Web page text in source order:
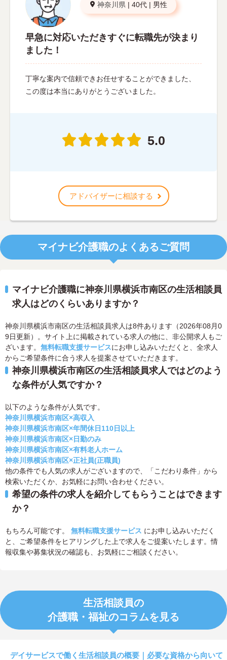
神奈川県 | 40代 | 男性
早急に対応いただきすぐに転職先が決まり
ました！
丁寧な案内で信頼できお任せすることができました、
この度は本当にありがとうございました。
5.0
アドバイザーに相談する
マイナビ介護職のよくあるご質問
マイナビ介護職に神奈川県横浜市南区の生活相談員
求人はどのくらいありますか？
神奈川県横浜市南区の生活相談員求人は8件あります（2026年08月0
9日更新）。サイト上に掲載されている求人の他に、非公開求人もご
ざいます。 無料転職支援サービスにお申し込みいただくと、全求人
からご希望条件に合う求人を提案させていただきます。
神奈川県横浜市南区の生活相談員求人ではどのよう
な条件が人気ですか？
以下のような条件が人気です。
神奈川県横浜市南区×高収入
神奈川県横浜市南区×年間休日110日以上
神奈川県横浜市南区×日勤のみ
神奈川県横浜市南区×有料老人ホーム
神奈川県横浜市南区×正社員(正職員)
他の条件でも人気の求人がございますので、「こだわり条件」から
検索いただくか、お気軽にお問い合わせください。
希望の条件の求人を紹介してもらうことはできます
か？
もちろん可能です。 無料転職支援サービス にお申し込みいただく
と、ご希望条件をヒアリングした上で求人をご提案いたします。情
報収集や募集状況の確認も、お気軽にご相談ください。
生活相談員の
介護職・福祉のコラムを見る
デイサービスで働く生活相談員の概要｜必要な資格から向いて